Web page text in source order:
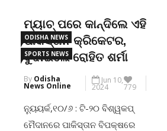
India’s thrilling seven-run win
over South Africa in the T20
World Cup final in Barbados on
Saturday.Kohli was the first to
declare his decision after being
for his sublime 76 […]
ODISHA NEWS
SPORTS NEWS
ମ୍ୟାଚ୍ ପରେ କାନ୍ଦିଲେ ଏହି
ପାକିସ୍ତାନ କ୍ରିକେଟର,
ବୁଝାଇଲେ ରୋହିତ ଶର୍ମା
By Odisha
News Online
Jun 10,
2024 779
ନ୍ୟୁୟର୍କ,୧୦/୬ : ଟି-୨୦ ବିଶ୍ୱକପ୍
ମୈଦାନରେ ପାକିସ୍ତାନ ବିପକ୍ଷରେ